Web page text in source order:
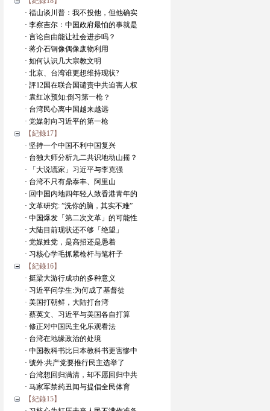
· 福山谈川普：我不投他，但他确实
· 李察吉尔：中国政府最怕的事就是
· 言论自由能让社会进步吗？
· 蒋介石铜像偶像废物利用
· 如何认识几大宗教文明
· 北京、台湾谁更想维持现状?
· 評12国在联合国谴责中共迫害人权
· 袁红冰预知:倒习第一枪？
· 台湾民心离中国越来越远
· 党媒射向习近平的第一枪
【紀錄17】
· 坚持一个中国不利中国复兴
· 台独大师分析九二共识地动山摇？
· 「大说谎家」习近平与李克强
· 台湾不只有鼎泰丰、阿里山
· 回中国内地四年轻人致香港青年的
· 文革研究: ”洗你的脑，其实不难”
· 中国爆发「第二次文革」的可能性
· 大陆目前现状还不够「绝望」
· 党媒姓党，是高招还是愚着
· 习核心学毛抓紧枪杆与笔杆子
【紀錄16】
· 挺梁大游行成功的多种意义
· 习近平问学生:为何成了基督徒
· 美国打朝鲜，大陆打台湾
· 蔡英文、习近平与美国各自打算
· 修正对中国民主化乐观看法
· 台湾在地缘政治的处境
· 中国教科书比日本教科书更害惨中
· 號外:共产党要推行民主选举了
· 台湾想回归满清，却不愿回归中共
· 马家军禁药丑闻与提倡全民体育
【紀錄15】